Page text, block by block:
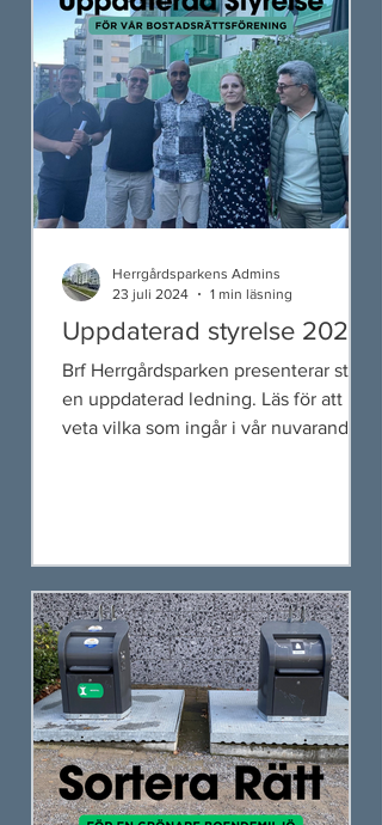
Uppdaterad styrelse 2024
Brf Herrgårdsparken presenterar stolt
en uppdaterad ledning. Läs för att
veta vilka som ingår i vår nuvarande
Herrgårdsparkens Admins
23 juli 2024
1 min läsning